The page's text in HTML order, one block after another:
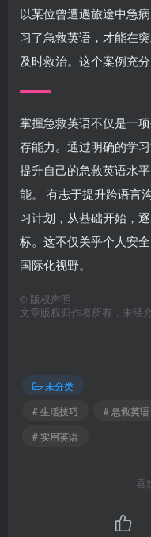
以某位曾遭遇旅途中急
习了急救英语，才能在
及时救治。这个案例充
掌握急救英语不仅是一
存能力。通过明确的学
提升自己的急救英语水
能。 有志于提升跨语言
习计划，从基础开始，
标。这不仅关乎个人安
国际化视野。
© 版权声明
文章版权归作者所有，未经
未分类
# 生活技巧
# 急救英语
# 实用英语
喜